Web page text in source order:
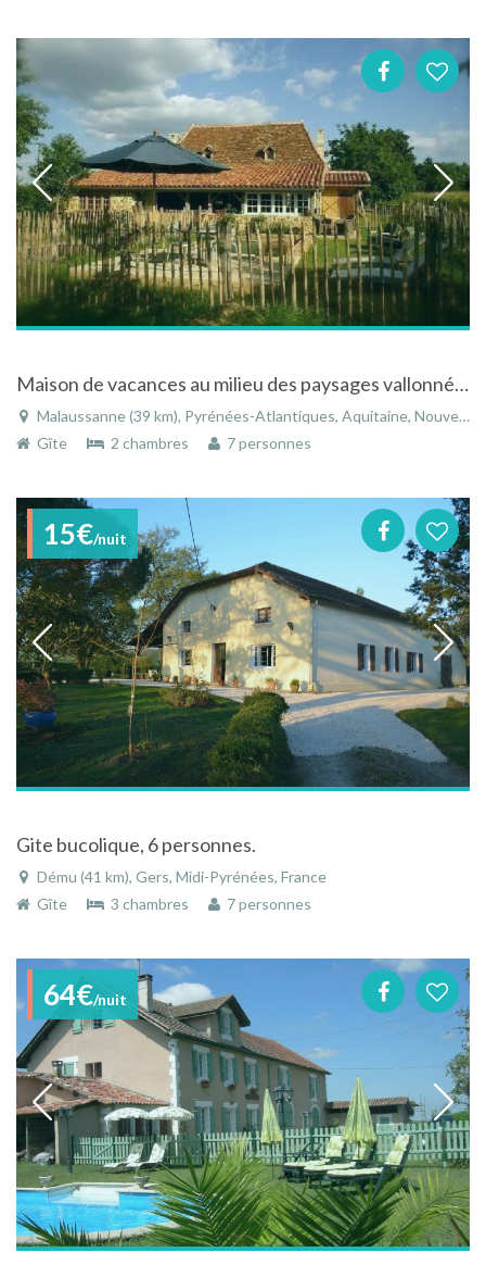
Maison de vacances au milieu des paysages vallonnés de Malaussane dans les Pyrénées Atlantiques
Malaussanne (39 km), Pyrénées-Atlantiques, Aquitaine, Nouvelle-Aquitaine, France
Gîte
2 chambres 7 personnes
15€/nuit
Gite bucolique, 6 personnes.
Dému (41 km), Gers, Midi-Pyrénées, France
Gîte
3 chambres 7 personnes
64€/nuit